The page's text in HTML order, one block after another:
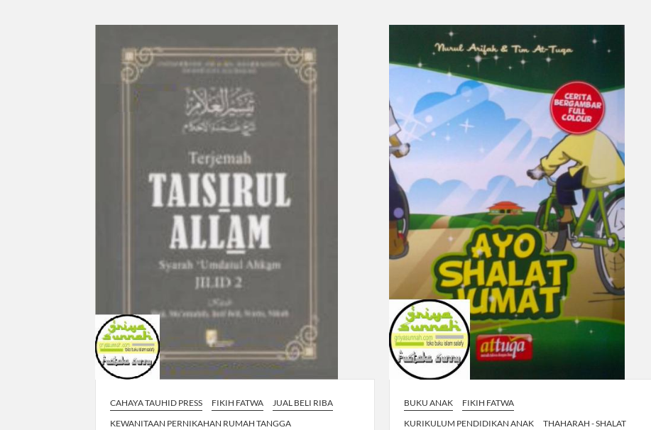
CAHAYA TAUHID PRESS FIKIH FATWA
JUAL BELI RIBA
KEWANITAAN PERNIKAHAN RUMAH TANGGA
BUKU ANAK
FIKIH FATWA
KURIKULUM PENDIDIKAN ANAK
THAHARAH - SHALAT